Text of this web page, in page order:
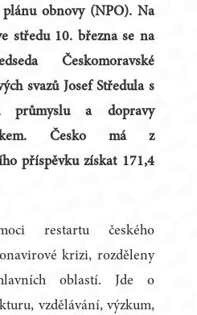
obnovy (NPO). Na
středu 10. března se na
Českomoravské
svazů Josef Středula s
průmyslu a dopravy
Česko má z
příspěvku získat 171,4
restartu českého
krizi, rozděleny
oblastí. Jde o
vzdělávání, výzkum,